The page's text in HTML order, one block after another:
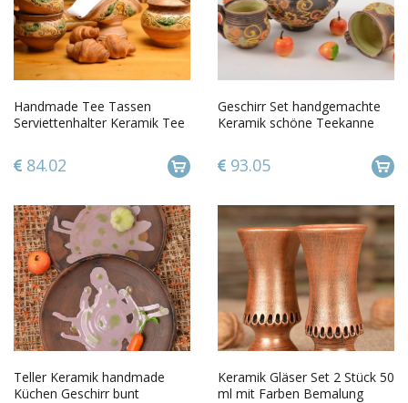
Handmade Tee Tassen
Serviettenhalter Keramik Tee
84.02
Geschirr Set handgemachte
Keramik schöne Teekanne
93.05
Teller Keramik handmade
Küchen Geschirr bunt
Keramik Gläser Set 2 Stück 50
ml mit Farben Bemalung